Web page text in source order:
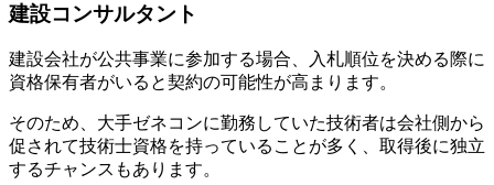
建設コンサルタント
建設会社が公共事業に参加する場合、入札順位を決める際に
資格保有者がいると契約の可能性が高まります。
そのため、大手ゼネコンに勤務していた技術者は会社側から
促されて技術士資格を持っていることが多く、取得後に独立
するチャンスもあります。